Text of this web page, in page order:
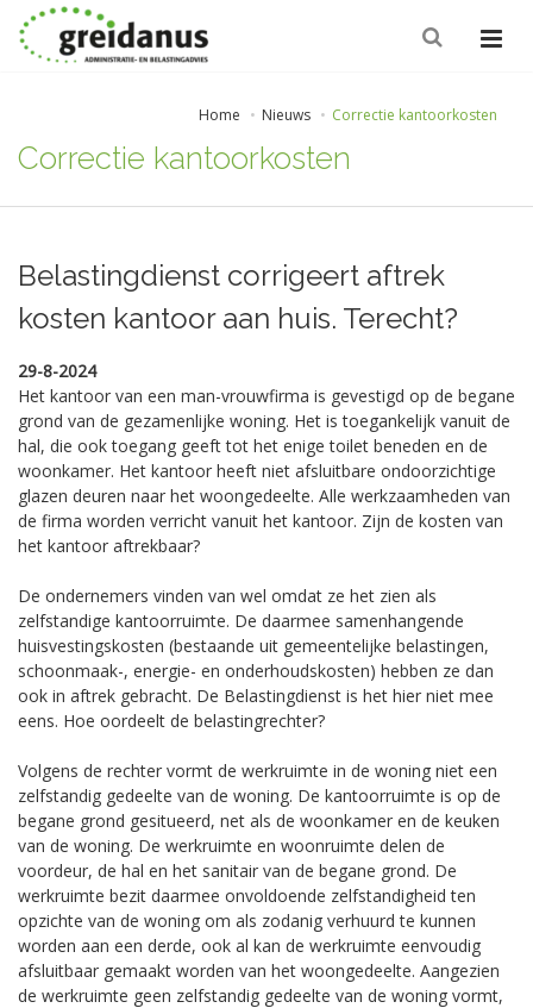
Home Nieuws Correctie kantoorkosten
Correctie kantoorkosten
Belastingdienst corrigeert aftrek
kosten kantoor aan huis. Terecht?
29-8-2024
Het kantoor van een man-vrouwfirma is gevestigd op de begane
grond van de gezamenlijke woning. Het is toegankelijk vanuit de
hal, die ook toegang geeft tot het enige toilet beneden en de
woonkamer. Het kantoor heeft niet afsluitbare ondoorzichtige
glazen deuren naar het woongedeelte. Alle werkzaamheden van
de firma worden verricht vanuit het kantoor. Zijn de kosten van
het kantoor aftrekbaar?
De ondernemers vinden van wel omdat ze het zien als
zelfstandige kantoorruimte. De daarmee samenhangende
huisvestingskosten (bestaande uit gemeentelijke belastingen,
schoonmaak-, energie- en onderhoudskosten) hebben ze dan
ook in aftrek gebracht. De Belastingdienst is het hier niet mee
eens. Hoe oordeelt de belastingrechter?
Volgens de rechter vormt de werkruimte in de woning niet een
zelfstandig gedeelte van de woning. De kantoorruimte is op de
begane grond gesitueerd, net als de woonkamer en de keuken
van de woning. De werkruimte en woonruimte delen de
voordeur, de hal en het sanitair van de begane grond. De
werkruimte bezit daarmee onvoldoende zelfstandigheid ten
opzichte van de woning om als zodanig verhuurd te kunnen
worden aan een derde, ook al kan de werkruimte eenvoudig
afsluitbaar gemaakt worden van het woongedeelte. Aangezien
de werkruimte geen zelfstandig gedeelte van de woning vormt,